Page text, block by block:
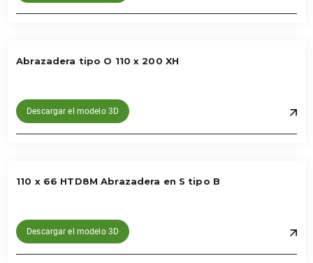
Abrazadera tipo O 110 x 200 XH
Descargar el modelo 3D
110 x 66 HTD8M Abrazadera en S tipo B
Descargar el modelo 3D